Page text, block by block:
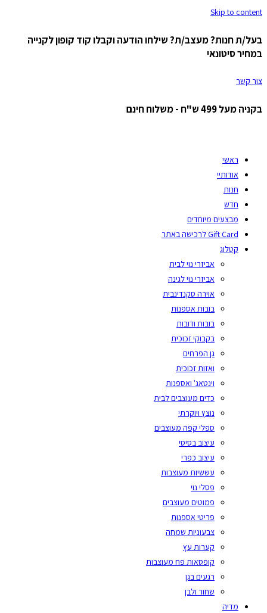
Skip to content
בעל/ת חנות? מעצב/ת? שילחו הודעה וקבלו קוד קופון לקנייה
במחיר סיטונאי
צור קשר
בקניה מעל 499 ש"ח - משלוח חינם
ראשי
אודותיי
חנות
חדש
מבצעים מיוחדים
Gift Card לרכישה באתר
קטלוג
אביזרי נוי לבית
אביזרי נוי לגינה
אוירה סקנדינבית
בובות אספנות
בובות ודובות
בקבוקי זכוכית
גן הפרחים
ואזות זכוכית
וינטאג' ואספנות
כדים מעוצבים לבית
נוצץ ויוקרתי
ספלי קפה מעוצבים
עיצוב בסיסי
עיצוב כפרי
עששיות מעוצבות
פסלי נוי
פמוטים מעוצבים
פריטי אספנות
צבעוניות שמחה
קערות עץ
קופסאות פח מעוצבות
רגעים בגן
שחור ולבן
מדיה